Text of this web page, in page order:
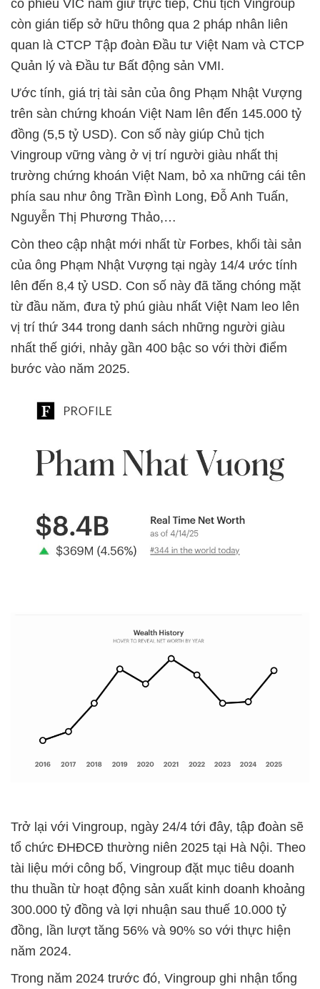
cổ phiếu VIC nắm giữ trực tiếp, Chủ tịch Vingroup
còn gián tiếp sở hữu thông qua 2 pháp nhân liên
quan là CTCP Tập đoàn Đầu tư Việt Nam và CTCP
Quản lý và Đầu tư Bất động sản VMI.
Ước tính, giá trị tài sản của ông Phạm Nhật Vượng
trên sàn chứng khoán Việt Nam lên đến 145.000 tỷ
đồng (5,5 tỷ USD). Con số này giúp Chủ tịch
Vingroup vững vàng ở vị trí người giàu nhất thị
trường chứng khoán Việt Nam, bỏ xa những cái tên
phía sau như ông Trần Đình Long, Đỗ Anh Tuấn,
Nguyễn Thị Phương Thảo,…
Còn theo cập nhật mới nhất từ Forbes, khối tài sản
của ông Phạm Nhật Vượng tại ngày 14/4 ước tính
lên đến 8,4 tỷ USD. Con số này đã tăng chóng mặt
từ đầu năm, đưa tỷ phú giàu nhất Việt Nam leo lên
vị trí thứ 344 trong danh sách những người giàu
nhất thế giới, nhảy gần 400 bậc so với thời điểm
bước vào năm 2025.
Trở lại với Vingroup, ngày 24/4 tới đây, tập đoàn sẽ
tổ chức ĐHĐCĐ thường niên 2025 tại Hà Nội. Theo
tài liệu mới công bố, Vingroup đặt mục tiêu doanh
thu thuần từ hoạt động sản xuất kinh doanh khoảng
300.000 tỷ đồng và lợi nhuận sau thuế 10.000 tỷ
đồng, lần lượt tăng 56% và 90% so với thực hiện
năm 2024.
Trong năm 2024 trước đó, Vingroup ghi nhận tổng